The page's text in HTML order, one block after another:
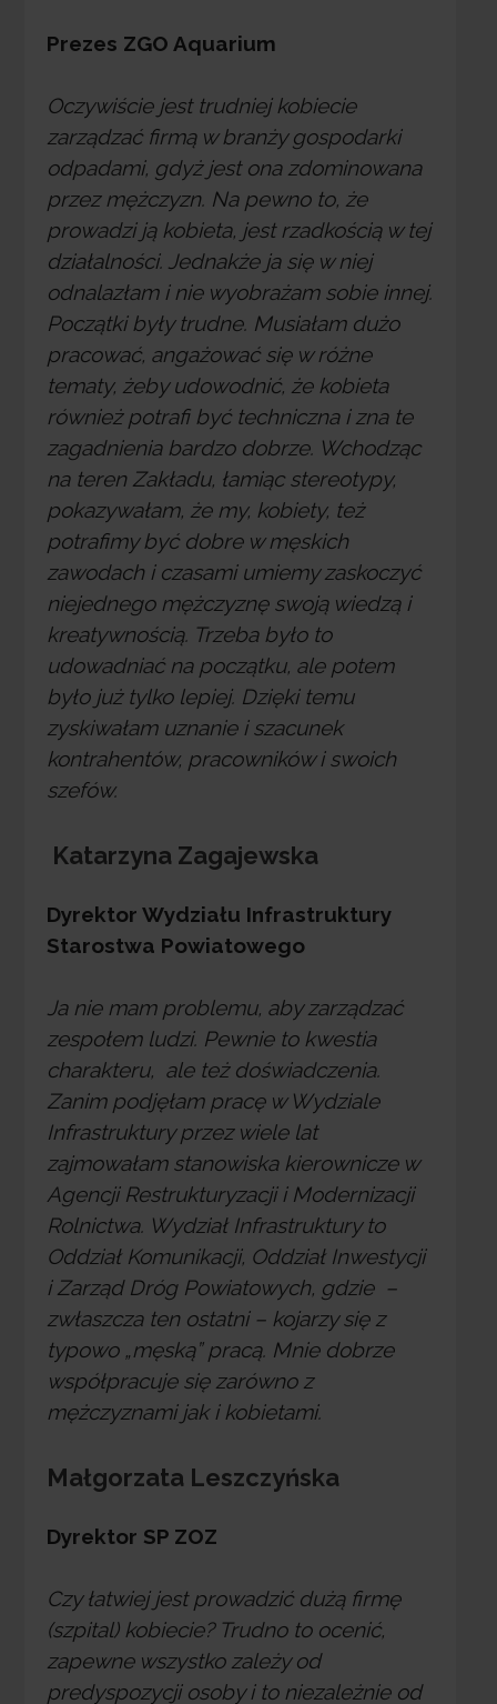
Prezes ZGO Aquarium
Oczywiście jest trudniej kobiecie
zarządzać firmą w branży gospodarki
odpadami, gdyż jest ona zdominowana
przez mężczyzn. Na pewno to, że
prowadzi ją kobieta, jest rzadkością w tej
działalności. Jednakże ja się w niej
odnalazłam i nie wyobrażam sobie innej.
Początki były trudne. Musiałam dużo
pracować, angażować się w różne
tematy, żeby udowodnić, że kobieta
również potrafi być techniczna i zna te
zagadnienia bardzo dobrze. Wchodząc
na teren Zakładu, łamiąc stereotypy,
pokazywałam, że my, kobiety, też
potrafimy być dobre w męskich
zawodach i czasami umiemy zaskoczyć
niejednego mężczyznę swoją wiedzą i
kreatywnością. Trzeba było to
udowadniać na początku, ale potem
było już tylko lepiej. Dzięki temu
zyskiwałam uznanie i szacunek
kontrahentów, pracowników i swoich
szefów.
Katarzyna Zagajewska
Dyrektor Wydziału Infrastruktury
Starostwa Powiatowego
Ja nie mam problemu, aby zarządzać
zespołem ludzi. Pewnie to kwestia
charakteru, ale też doświadczenia.
Zanim podjęłam pracę w Wydziale
Infrastruktury przez wiele lat
zajmowałam stanowiska kierownicze w
Agencji Restrukturyzacji i Modernizacji
Rolnictwa. Wydział Infrastruktury to
Oddział Komunikacji, Oddział Inwestycji
i Zarząd Dróg Powiatowych, gdzie –
zwłaszcza ten ostatni – kojarzy się z
typowo „męską” pracą. Mnie dobrze
współpracuje się zarówno z
mężczyznami jak i kobietami.
Małgorzata Leszczyńska
Dyrektor SP ZOZ
Czy łatwiej jest prowadzić dużą firmę
(szpital) kobiecie? Trudno to ocenić,
zapewne wszystko zależy od
predyspozycji osoby i to niezależnie od